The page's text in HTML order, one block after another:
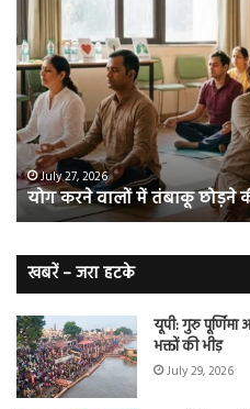
करने
वालों
में
तंबाकू
छोड़ने
की
संभावना
50%
तक
बढ़ी
July 27, 2026
योग करने वालों में तंबाकू छोड़ने
खबरें – जरा हटके
यूपी: गुरु
भक्तों की भीड़
July 29, 2026